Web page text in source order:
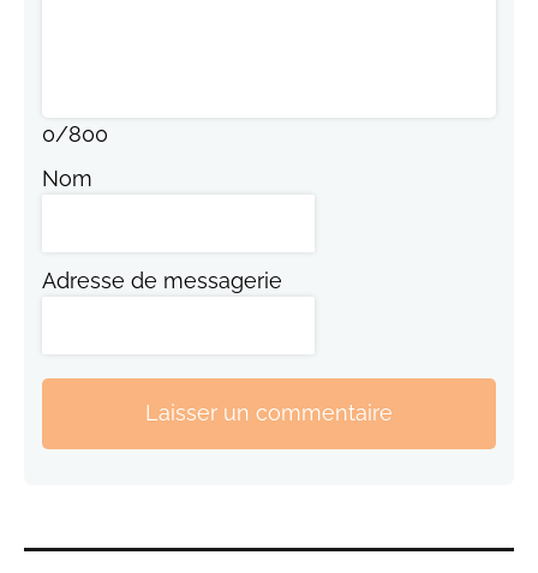
0/800
Nom
Adresse de messagerie
Laisser un commentaire